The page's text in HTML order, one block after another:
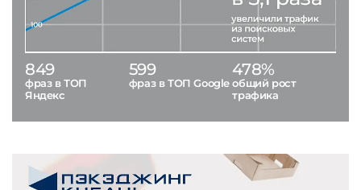
849
фраз в ТОП
Яндекс
599
фраз в ТОП Google
478%
общий рост
трафика